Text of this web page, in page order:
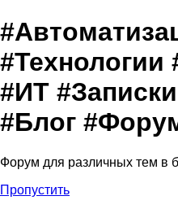
#ИТ
#Блог
Форум для различных тем в
Пропустить